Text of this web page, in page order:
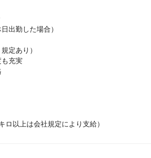
出勤した場合）
定あり）
も充実
ロ以上は会社規定により支給）